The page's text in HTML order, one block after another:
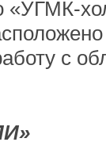
«УГМК-
с